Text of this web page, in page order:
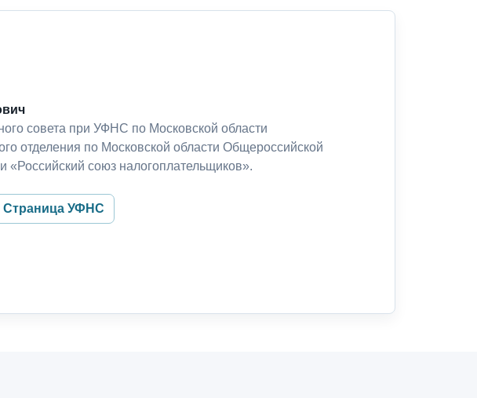
совета при УФНС по Московской области
отделения по Московской области Общероссийской
«Российский союз налогоплательщиков».
Страница УФНС